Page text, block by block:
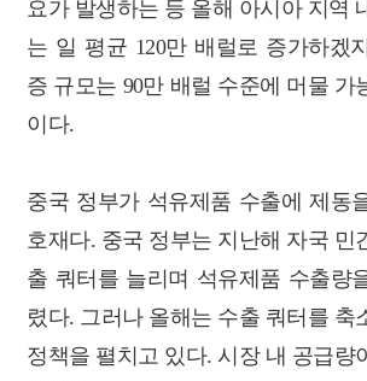
요가 발생하는 등 올해 아시아 지역
는 일 평균 120만 배럴로 증가하겠
증 규모는 90만 배럴 수준에 머물 가
이다.
중국 정부가 석유제품 수출에 제동
호재다. 중국 정부는 지난해 자국 민
출 쿼터를 늘리며 석유제품 수출량
렸다. 그러나 올해는 수출 쿼터를 축
정책을 펼치고 있다. 시장 내 공급량